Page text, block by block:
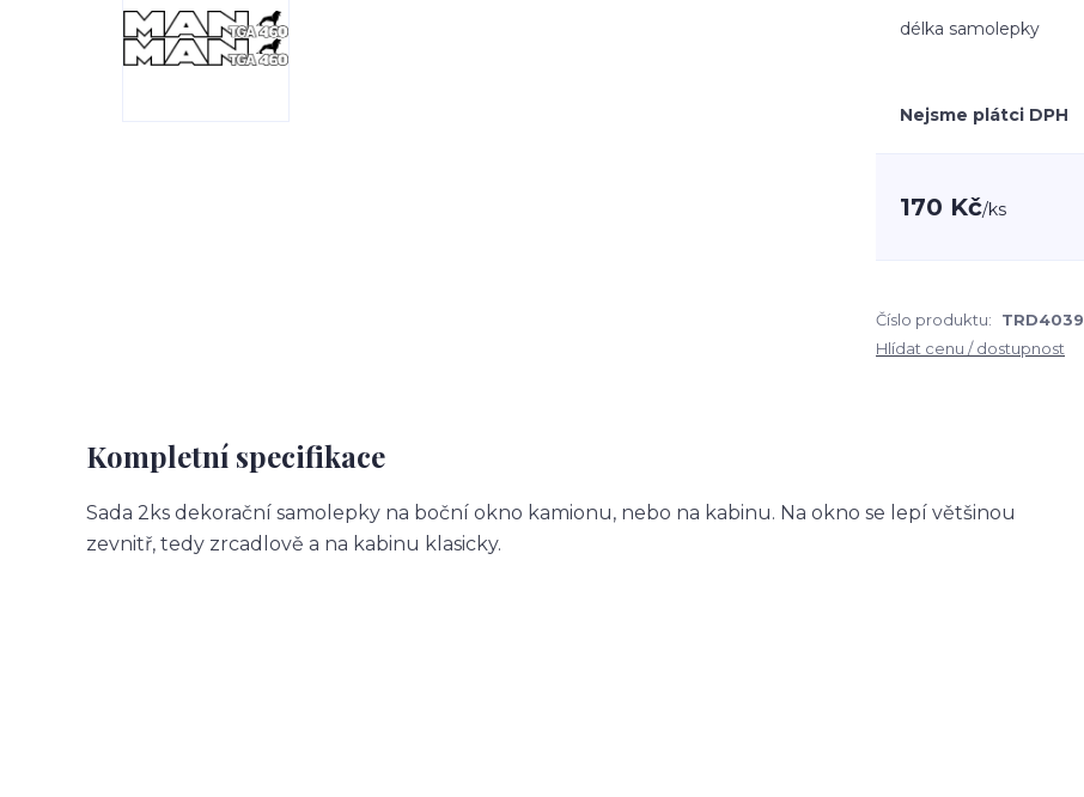
délka samolepky
Nejsme plátci DPH
170 Kč/ks
Číslo produktu: TRD4039
Hlídat cenu / dostupnost
Kompletní specifikace
Sada 2ks dekorační samolepky na boční okno kamionu, nebo na kabinu. Na okno se lepí většinou
zevnitř, tedy zrcadlově a na kabinu klasicky.